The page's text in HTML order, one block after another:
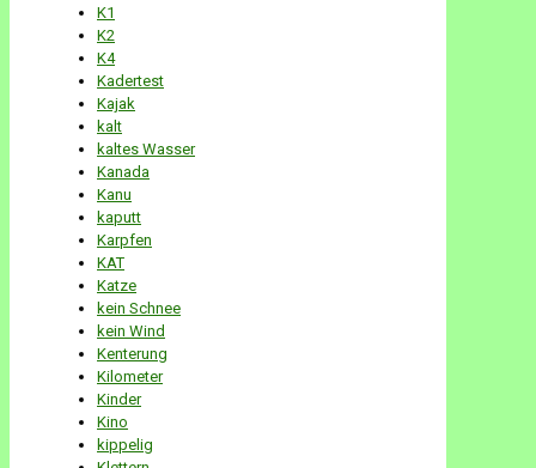
K1
K2
K4
Kadertest
Kajak
kalt
kaltes Wasser
Kanada
Kanu
kaputt
Karpfen
KAT
Katze
kein Schnee
kein Wind
Kenterung
Kilometer
Kinder
Kino
kippelig